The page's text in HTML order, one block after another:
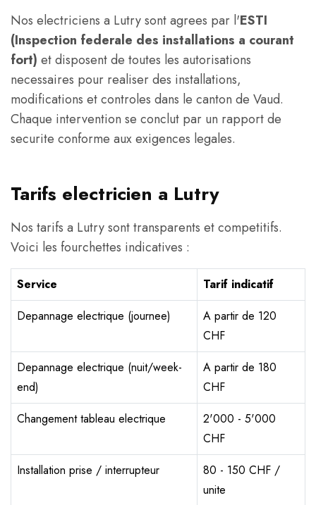
Nos electriciens a Lutry sont agrees par l'ESTI
(Inspection federale des installations a courant
fort) et disposent de toutes les autorisations
necessaires pour realiser des installations,
modifications et controles dans le canton de Vaud.
Chaque intervention se conclut par un rapport de
securite conforme aux exigences legales.
Tarifs electricien a Lutry
Nos tarifs a Lutry sont transparents et competitifs.
Voici les fourchettes indicatives :
Service
Tarif indicatif
Depannage electrique (journee)
A partir de 120
CHF
Depannage electrique (nuit/week-
end)
A partir de 180
CHF
Changement tableau electrique
2'000 - 5'000
CHF
Installation prise / interrupteur
80 - 150 CHF /
unite